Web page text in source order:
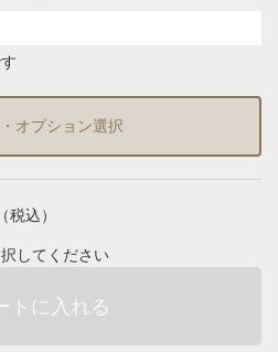
オプション選択
（税込）
してください